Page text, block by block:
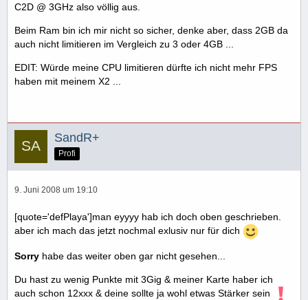
C2D @ 3GHz also völlig aus.
Beim Ram bin ich mir nicht so sicher, denke aber, dass 2GB da
auch nicht limitieren im Vergleich zu 3 oder 4GB ...
EDIT: Würde meine CPU limitieren dürfte ich nicht mehr FPS
haben mit meinem X2 ...
SandR+
Profi
9. Juni 2008 um 19:10
[quote='defPlaya']man eyyyy hab ich doch oben geschrieben.
aber ich mach das jetzt nochmal exlusiv nur für dich
Sorry habe das weiter oben gar nicht gesehen...
Du hast zu wenig Punkte mit 3Gig & meiner Karte haber ich
auch schon 12xxx & deine sollte ja wohl etwas Stärker sein